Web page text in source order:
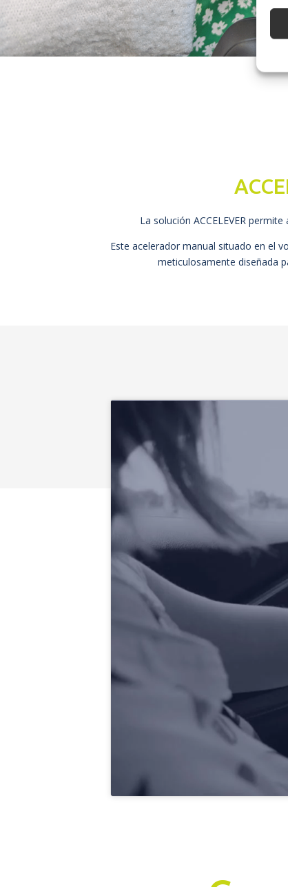
La solución ACCELEVER
Este acelerador manual situado en el
meticulosamente diseñada